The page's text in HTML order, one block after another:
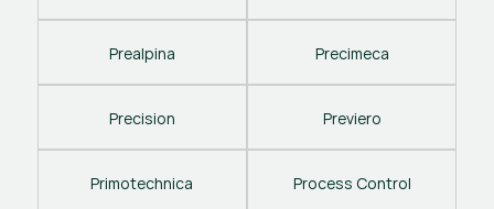
Prealpina Precimeca
Precision Previero
Primotechnica Process Control